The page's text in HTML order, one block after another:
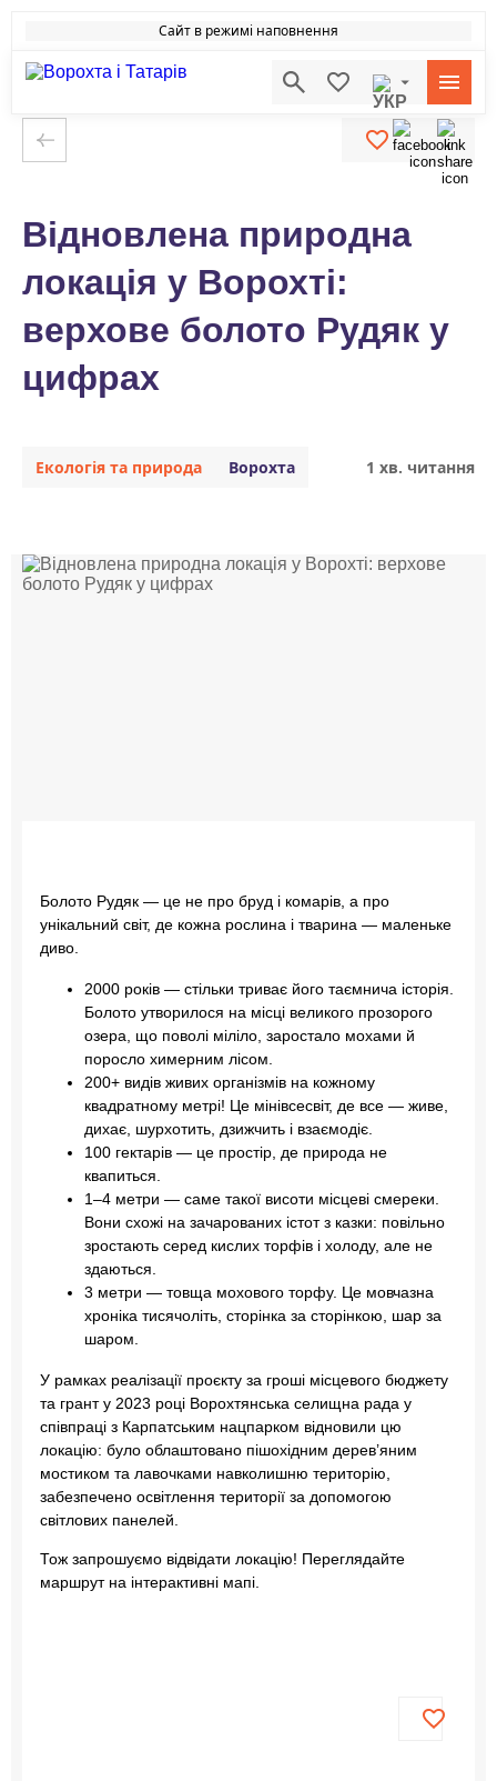
Сайт в режимі наповнення
Відновлена природна
локація у Ворохті:
верхове болото Рудяк у
цифрах
Екологія та природа Ворохта 1 хв. читання
Болото Рудяк — це не про бруд і комарів, а про
унікальний світ, де кожна рослина і тварина — маленьке
диво.
2000 років — стільки триває його таємнича історія.
Болото утворилося на місці великого прозорого
озера, що поволі міліло, заростало мохами й
поросло химерним лісом.
200+ видів живих організмів на кожному
квадратному метрі! Це мінівсесвіт, де все — живе,
дихає, шурхотить, дзижчить і взаємодіє.
100 гектарів — це простір, де природа не
квапиться.
1–4 метри — саме такої висоти місцеві смереки.
Вони схожі на зачарованих істот з казки: повільно
зростають серед кислих торфів і холоду, але не
здаються.
3 метри — товща мохового торфу. Це мовчазна
хроніка тисячоліть, сторінка за сторінкою, шар за
шаром.
У рамках реалізації проєкту за гроші місцевого бюджету
та грант у 2023 році Ворохтянська селищна рада у
співпраці з Карпатським нацпарком відновили цю
локацію: було облаштовано пішохідним дерев’яним
мостиком та лавочками навколишню територію,
забезпечено освітлення території за допомогою
світлових панелей.
Тож запрошуємо відвідати локацію! Переглядайте
маршрут на інтерактивні мапі.